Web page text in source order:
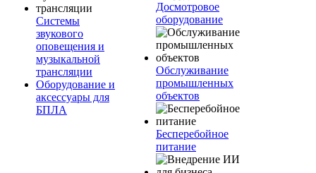
Системы
звукового
оповещения и
музыкальной
трансляции
Оборудование и
аксессуары для
БПЛА
Досмотровое
оборудование
Обслуживание
промышленных
объектов
Бесперебойное
питание